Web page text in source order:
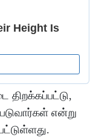
திறக்கப்பட்டு,
என்று